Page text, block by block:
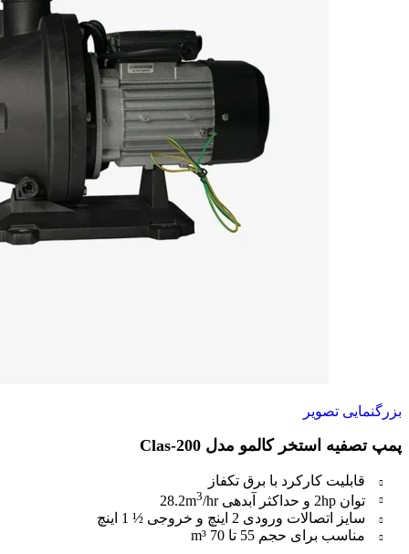
بزرگنمایی تصویر
پمپ تصفیه استخر کالمو مدل Clas-200
قابلیت کارکرد با برق تکفاز
توان 2hp و حداکثر آبدهی 28.2m
3/hr
سایز اتصالات ورودی 2 اینچ و خروجی ½ 1 اینچ
مناسب برای حجم 55 تا 70 m³